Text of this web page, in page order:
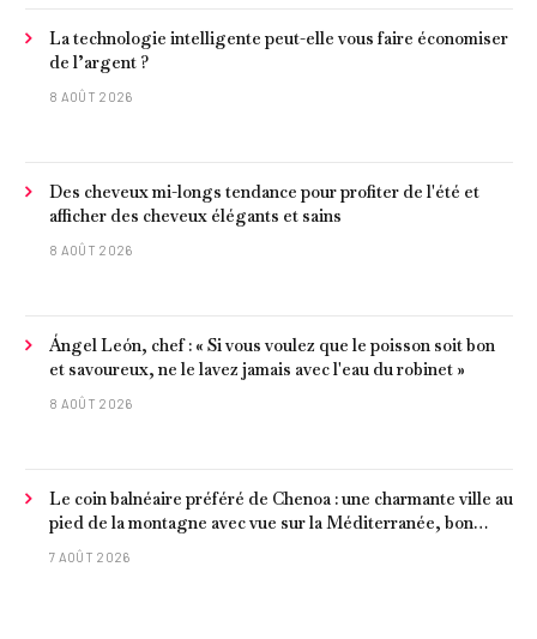
La technologie intelligente peut-elle vous faire économiser
de l’argent ?
8 AOÛT 2026
Des cheveux mi-longs tendance pour profiter de l'été et
afficher des cheveux élégants et sains
8 AOÛT 2026
Ángel León, chef : « Si vous voulez que le poisson soit bon
et savoureux, ne le lavez jamais avec l'eau du robinet »
8 AOÛT 2026
Le coin balnéaire préféré de Chenoa : une charmante ville au
pied de la montagne avec vue sur la Méditerranée, bon
poisson et criques isolées
7 AOÛT 2026